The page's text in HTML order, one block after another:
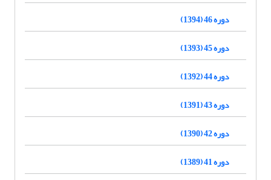
دوره 46 (1394)
دوره 45 (1393)
دوره 44 (1392)
دوره 43 (1391)
دوره 42 (1390)
دوره 41 (1389)